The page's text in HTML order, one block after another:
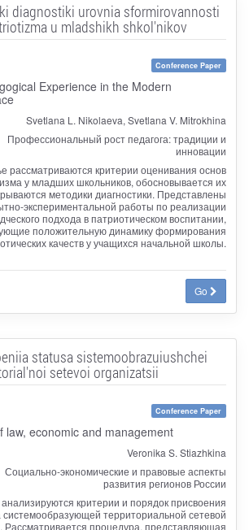
diagnostiki urovnia sformirovannosti
u mladshikh shkol'nikov
Conference Paper
Experience in the Modern
Svetlana L. Nikolaeva, Svetlana V. Mitrokhina
Профессиональный рост педагога: традиции и
инновации
рассматриваются критерии оценивания основ
у младших школьников, обосновывается их
методики диагностики. Представлены
работы по реализации
подхода в патриотическом воспитании,
положительную динамику формирования
качеств у учащихся начальной школы.
Go
statusa sistemoobrazuiushchei
setevoi organizatsii
Conference Paper
law, economic and management
Veronika S. Stiazhkina
Социально-экономические и правовые аспекты
развития регионов России
анализируются критерии и порядок присвоения
системообразующей территориальной сетевой
Рассматривается процедура, представляющая